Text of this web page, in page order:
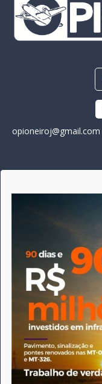
opioneiroj@gmail.com
A história do Pioneiro
Canarana - MT, na
que chegou a
publicadas 691
políticos, policiais e
origem, pautado
imparcialidade, faz
da praça" de
comprometimento
relato dos fatos
circulou a última
tem veiculação